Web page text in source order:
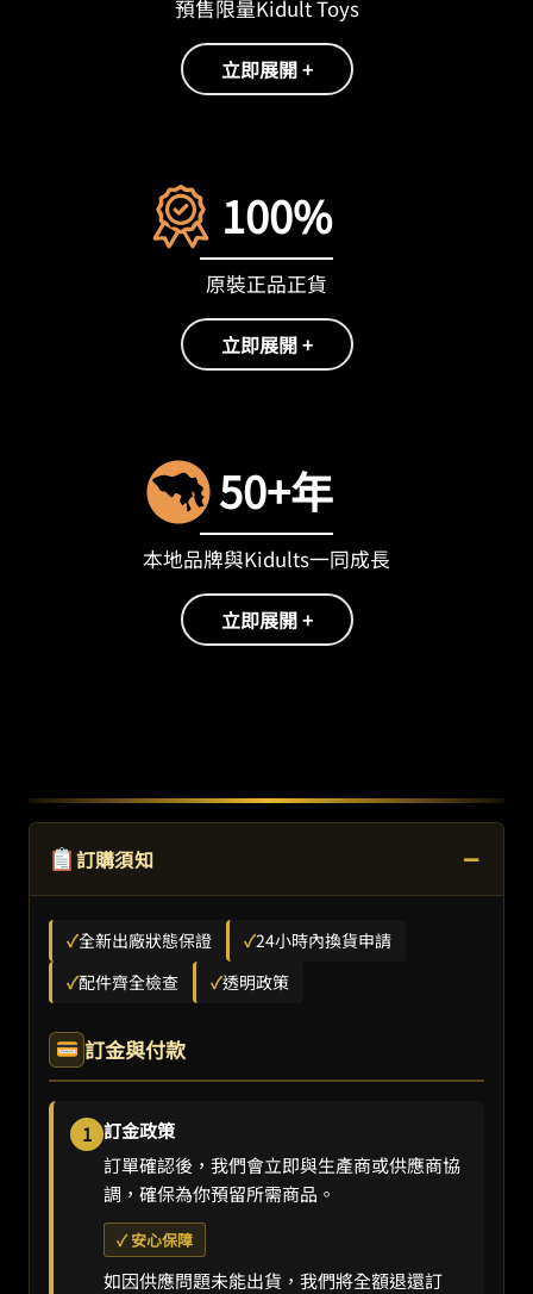
預售限量Kidult Toys
立即展開 +
100%
原裝正品正貨
立即展開 +
50+年
本地品牌與Kidults一同成長
立即展開 +
訂購須知 −
✓全新出廠狀態保證 ✓24小時內換貨申請
✓配件齊全檢查 ✓透明政策
訂金與付款
1 訂金政策
訂單確認後，我們會立即與生產商或供應商協
調，確保為你預留所需商品。
✓ 安心保障
如因供應問題未能出貨，我們將全額退還訂